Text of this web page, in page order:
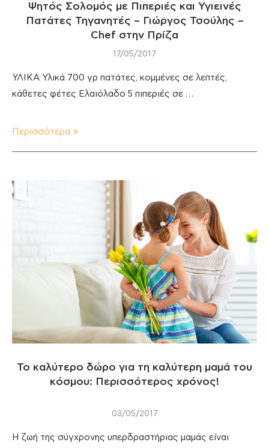
Ψητός Σολομός με Πιπεριές και Υγιεινές
Πατάτες Τηγανητές – Γιώργος Τσούλης –
Chef στην Πρίζα
17/05/2017
ΥΛΙΚΑ Υλικά 700 γρ πατάτες, κομμένες σε λεπτές,
κάθετες φέτες Ελαιόλαδο 5 πιπεριές σε …
Περισσότερα
Το καλύτερο δώρο για τη καλύτερη μαμά του
κόσμου: Περισσότερος χρόνος!
03/05/2017
Η ζωή της σύγχρονης υπερδραστήριας μαμάς είναι